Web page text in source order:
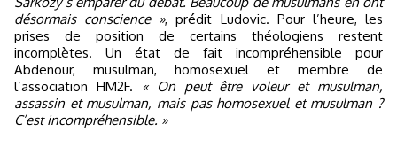
désormais conscience », prédit Ludovic. Pour l’heure, les
prises de position de certains théologiens restent
incomplètes. Un état de fait incompréhensible pour
Abdenour, musulman, homosexuel et membre de
l’association HM2F.
« On peut être voleur et musulman,
assassin et musulman, mais pas homosexuel et musulman ?
C’est incompréhensible. »